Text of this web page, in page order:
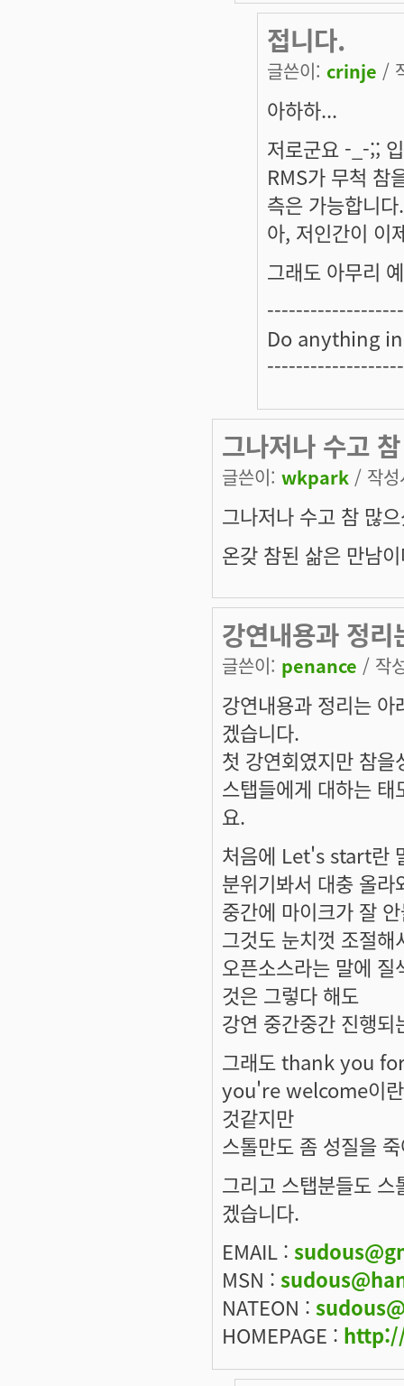
접니다.
글쓴이: crinje /
아하하...
저로군요 -_-;;
RMS가 무척 참
측은 가능합니다.
아, 저인간이 이
그래도 아무리
Do anything
그나저나 수고 참
글쓴이: wkpark / 작
그나저나 수고 참 많
온갖 참된 삶은 만남
강연내용과 정리
글쓴이: penance / 작
강연내용과 정리는
겠습니다.
첫 강연회였지만 참
스탭들에게 대하는
요.
처음에 Let's start란
분위기봐서 대충 올
중간에 마이크가 잘
그것도 눈치껏 조절
오픈소스라는 말에
것은 그렇다 해도
강연 중간중간 진행
그래도 thank you
you're welcome이란
것같지만
스톨만도 좀 성질을
그리고 스탭분들도
겠습니다.
EMAIL :
MSN :
NATEON :
HOMEPAGE :